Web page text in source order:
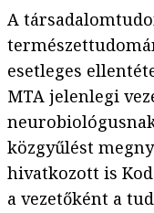
A
esetleges
MTA jelenlegi
közgyűlést
hivatkozott is
a vezetőként a